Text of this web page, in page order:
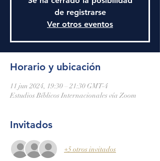
de registrarse
Ver otros eventos
Horario y ubicación
11 jun 2024, 19:30 – 21:30 GMT-4
Estudios Bíblicos Internacionales vía Zoom
Invitados
+5 otros invitados